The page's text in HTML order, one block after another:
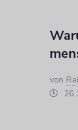
von